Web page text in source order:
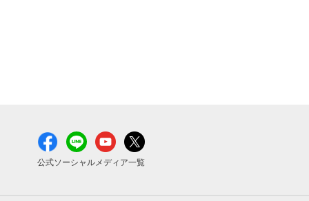
公式ソーシャルメディア一覧